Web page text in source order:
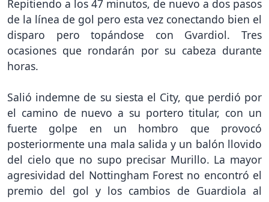
Repitiendo a los 47 minutos, de nuevo a dos pasos
de la línea de gol pero esta vez conectando bien el
disparo pero topándose con Gvardiol. Tres
ocasiones que rondarán por su cabeza durante
horas.
Salió indemne de su siesta el City, que perdió por
el camino de nuevo a su portero titular, con un
fuerte golpe en un hombro que provocó
posteriormente una mala salida y un balón llovido
del cielo que no supo precisar Murillo. La mayor
agresividad del Nottingham Forest no encontró el
premio del gol y los cambios de Guardiola al